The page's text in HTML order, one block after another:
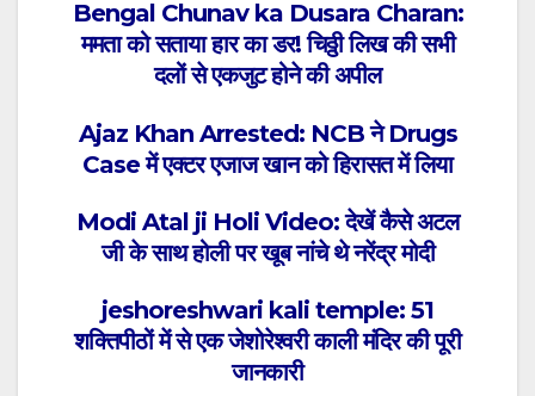
Bengal Chunav ka Dusara Charan:
ममता को सताया हार का डर! चिठ्ठी लिख की सभी
दलों से एकजुट होने की अपील
Ajaz Khan Arrested: NCB ने Drugs
Case में एक्टर एजाज खान को हिरासत में लिया
Modi Atal ji Holi Video: देखें कैसे अटल
जी के साथ होली पर खूब नांचे थे नरेंद्र मोदी
jeshoreshwari kali temple: 51
शक्तिपीठों में से एक जेशोरेश्वरी काली मंदिर की पूरी
जानकारी